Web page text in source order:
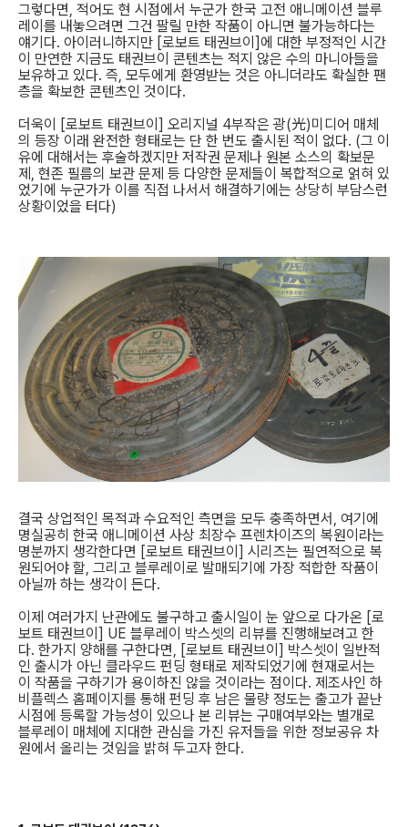
그렇다면, 적어도 현 시점에서 누군가 한국 고전 애니메이션 블루
레이를 내놓으려면 그건 팔릴 만한 작품이 아니면 불가능하다는
얘기다. 아이러니하지만 [로보트 태권브이]에 대한 부정적인 시간
이 만연한 지금도 태권브이 콘텐츠는 적지 않은 수의 마니아들을
보유하고 있다. 즉, 모두에게 환영받는 것은 아니더라도 확실한 팬
층을 확보한 콘텐츠인 것이다.
더욱이 [로보트 태권브이] 오리지널 4부작은 광(光)미디어 매체
의 등장 이래 완전한 형태로는 단 한 번도 출시된 적이 없다. (그 이
유에 대해서는 후술하겠지만 저작권 문제나 원본 소스의 확보문
제, 현존 필름의 보관 문제 등 다양한 문제들이 복합적으로 얽혀 있
었기에 누군가가 이를 직접 나서서 해결하기에는 상당히 부담스런
상황이었을 터다)
결국 상업적인 목적과 수요적인 측면을 모두 충족하면서, 여기에
명실공히 한국 애니메이션 사상 최장수 프렌차이즈의 복원이라는
명분까지 생각한다면 [로보트 태권브이] 시리즈는 필연적으로 복
원되어야 할, 그리고 블루레이로 발매되기에 가장 적합한 작품이
아닐까 하는 생각이 든다.
이제 여러가지 난관에도 불구하고 출시일이 눈 앞으로 다가온 [로
보트 태권브이] UE 블루레이 박스셋의 리뷰를 진행해보려고 한
다. 한가지 양해를 구한다면, [로보트 태권브이] 박스셋이 일반적
인 출시가 아닌 클라우드 펀딩 형태로 제작되었기에 현재로서는
이 작품을 구하기가 용이하진 않을 것이라는 점이다. 제조사인 하
비플렉스 홈페이지를 통해 펀딩 후 남은 물량 정도는 출고가 끝난
시점에 등록할 가능성이 있으나 본 리뷰는 구매여부와는 별개로
블루레이 매체에 지대한 관심을 가진 유저들을 위한 정보공유 차
원에서 올리는 것임을 밝혀 두고자 한다.